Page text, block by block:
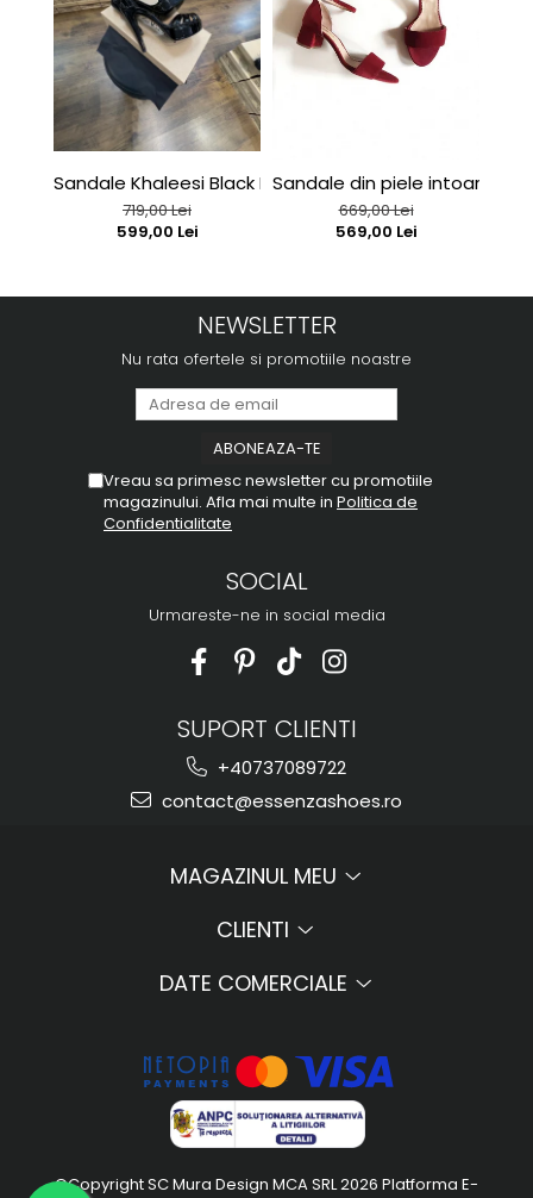
Sandale Khaleesi Black Patent
719,00 Lei
599,00 Lei
Sandale din piele intoarsa
669,00 Lei
569,00 Lei
NEWSLETTER
Nu rata ofertele si promotiile noastre
Vreau sa primesc newsletter cu promotiile
magazinului. Afla mai multe in Politica de
Confidentialitate
SOCIAL
Urmareste-ne in social media
SUPORT CLIENTI
+40737089722
contact@essenzashoes.ro
MAGAZINUL MEU
CLIENTI
DATE COMERCIALE
©Copyright SC Mura Design MCA SRL 2026 Platforma E-